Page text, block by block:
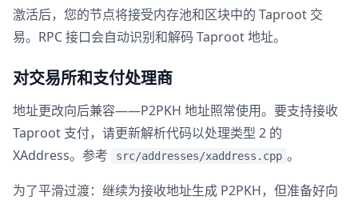
激活后，您的节点将接受内存池和区块中的 Taproot 交
易。RPC 接口会自动识别和解码 Taproot 地址。
对交易所和支付处理商
地址更改向后兼容——P2PKH 地址照常使用。要支持接收
Taproot 支付，请更新解析代码以处理类型 2 的
XAddress。参考
src/addresses/xaddress.cpp 。
为了平滑过渡：继续为接收地址生成 P2PKH，但准备好向